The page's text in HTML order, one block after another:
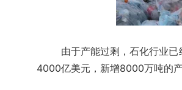
由于产能过剩，石化行业
4000亿美元，新增8000万吨的